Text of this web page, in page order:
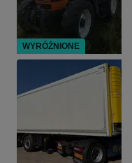
WYRÓŻNIONE